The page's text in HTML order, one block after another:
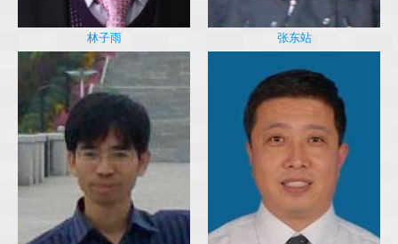
林子雨 张东站